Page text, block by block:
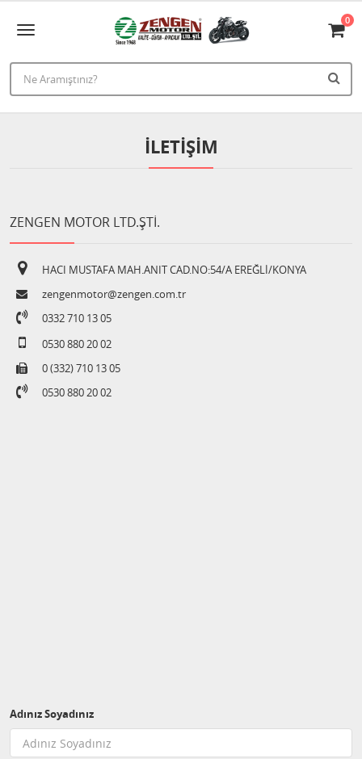
0
İLETIŞIM
ZENGEN MOTOR LTD.ŞTİ.
HACI MUSTAFA MAH.ANIT CAD.NO:54/A EREĞLİ/KONYA
zengenmotor@zengen.com.tr
0332 710 13 05
0530 880 20 02
0 (332) 710 13 05
0530 880 20 02
Adınız Soyadınız